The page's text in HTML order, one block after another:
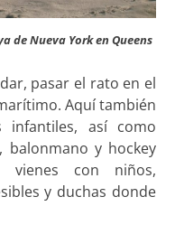
de Nueva York en Queens
pasar el rato en el
Aquí también
infantiles, así como
balonmano y hockey
vienes con niños,
y duchas donde